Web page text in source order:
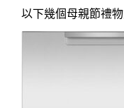
以下幾個母親節禮